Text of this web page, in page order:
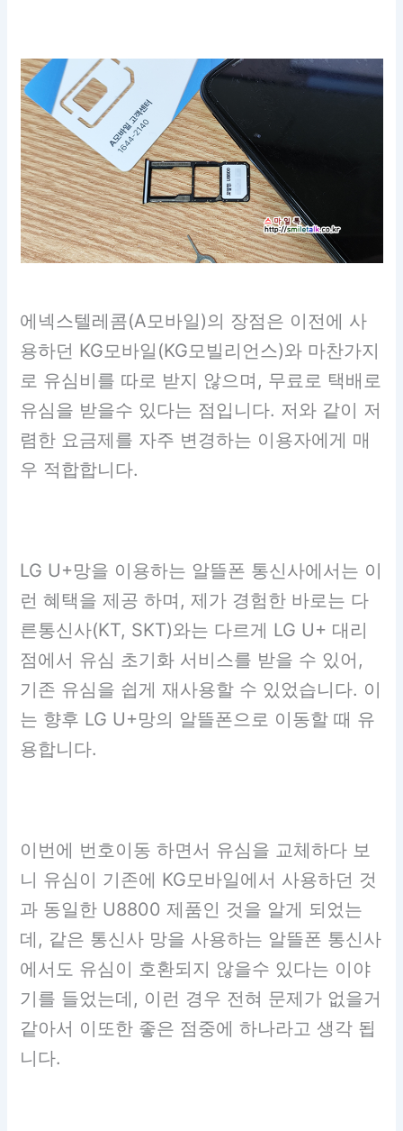
에넥스텔레콤(A모바일)의 장점은 이전에 사
용하던 KG모바일(KG모빌리언스)와 마찬가지
로 유심비를 따로 받지 않으며, 무료로 택배로
유심을 받을수 있다는 점입니다. 저와 같이 저
렴한 요금제를 자주 변경하는 이용자에게 매
우 적합합니다.
LG U+망을 이용하는 알뜰폰 통신사에서는 이
런 혜택을 제공 하며, 제가 경험한 바로는 다
른통신사(KT, SKT)와는 다르게 LG U+ 대리
점에서 유심 초기화 서비스를 받을 수 있어,
기존 유심을 쉽게 재사용할 수 있었습니다. 이
는 향후 LG U+망의 알뜰폰으로 이동할 때 유
용합니다.
이번에 번호이동 하면서 유심을 교체하다 보
니 유심이 기존에 KG모바일에서 사용하던 것
과 동일한 U8800 제품인 것을 알게 되었는
데, 같은 통신사 망을 사용하는 알뜰폰 통신사
에서도 유심이 호환되지 않을수 있다는 이야
기를 들었는데, 이런 경우 전혀 문제가 없을거
같아서 이또한 좋은 점중에 하나라고 생각 됩
니다.